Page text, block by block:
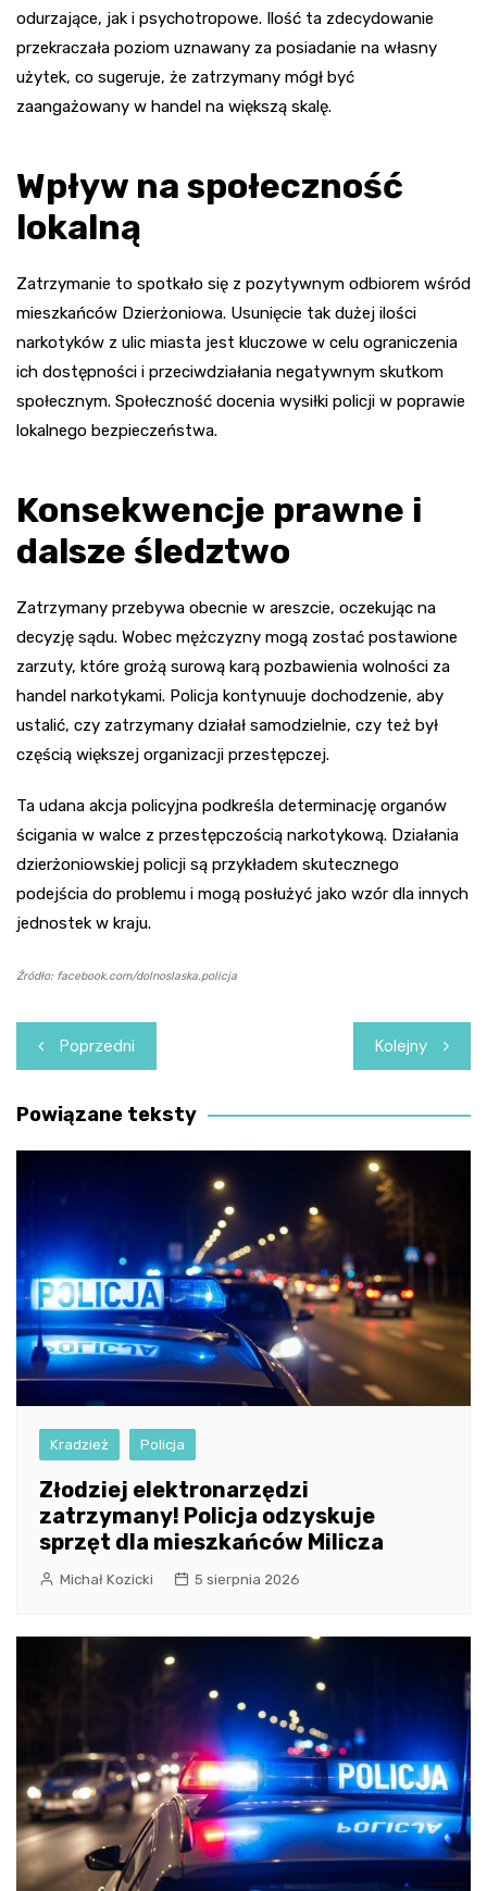
odurzające, jak i psychotropowe. Ilość ta zdecydowanie
przekraczała poziom uznawany za posiadanie na własny
użytek, co sugeruje, że zatrzymany mógł być
zaangażowany w handel na większą skalę.
Wpływ na społeczność
lokalną
Zatrzymanie to spotkało się z pozytywnym odbiorem wśród
mieszkańców Dzierżoniowa. Usunięcie tak dużej ilości
narkotyków z ulic miasta jest kluczowe w celu ograniczenia
ich dostępności i przeciwdziałania negatywnym skutkom
społecznym. Społeczność docenia wysiłki policji w poprawie
lokalnego bezpieczeństwa.
Konsekwencje prawne i
dalsze śledztwo
Zatrzymany przebywa obecnie w areszcie, oczekując na
decyzję sądu. Wobec mężczyzny mogą zostać postawione
zarzuty, które grożą surową karą pozbawienia wolności za
handel narkotykami. Policja kontynuuje dochodzenie, aby
ustalić, czy zatrzymany działał samodzielnie, czy też był
częścią większej organizacji przestępczej.
Ta udana akcja policyjna podkreśla determinację organów
ścigania w walce z przestępczością narkotykową. Działania
dzierżoniowskiej policji są przykładem skutecznego
podejścia do problemu i mogą posłużyć jako wzór dla innych
jednostek w kraju.
Źródło: facebook.com/dolnoslaska.policja
Nawigacja
wpisu
Poprzedni Kolejny
Powiązane teksty
Kradzież Policja
Złodziej elektronarzędzi
zatrzymany! Policja odzyskuje
sprzęt dla mieszkańców Milicza
Michał Kozicki 5 sierpnia 2026